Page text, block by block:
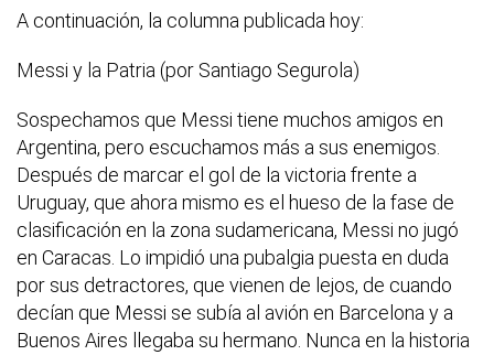
A continuación, la columna publicada hoy:
Messi y la Patria (por Santiago Segurola)
Sospechamos que Messi tiene muchos amigos en
Argentina, pero escuchamos más a sus enemigos.
Después de marcar el gol de la victoria frente a
Uruguay, que ahora mismo es el hueso de la fase de
clasificación en la zona sudamericana, Messi no jugó
en Caracas. Lo impidió una pubalgia puesta en duda
por sus detractores, que vienen de lejos, de cuando
decían que Messi se subía al avión en Barcelona y a
Buenos Aires llegaba su hermano. Nunca en la historia